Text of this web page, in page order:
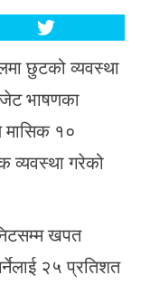
छुटको व्यवस्था
भाषणका
मासिक १०
व्यवस्था गरेको
खपत
२५ प्रतिशत